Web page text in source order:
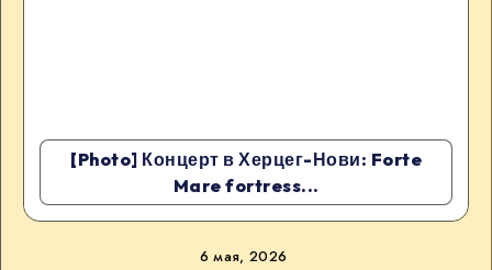
[Photo] Концерт в Херцег-Нови: Forte
Mare fortress...
6 мая, 2026